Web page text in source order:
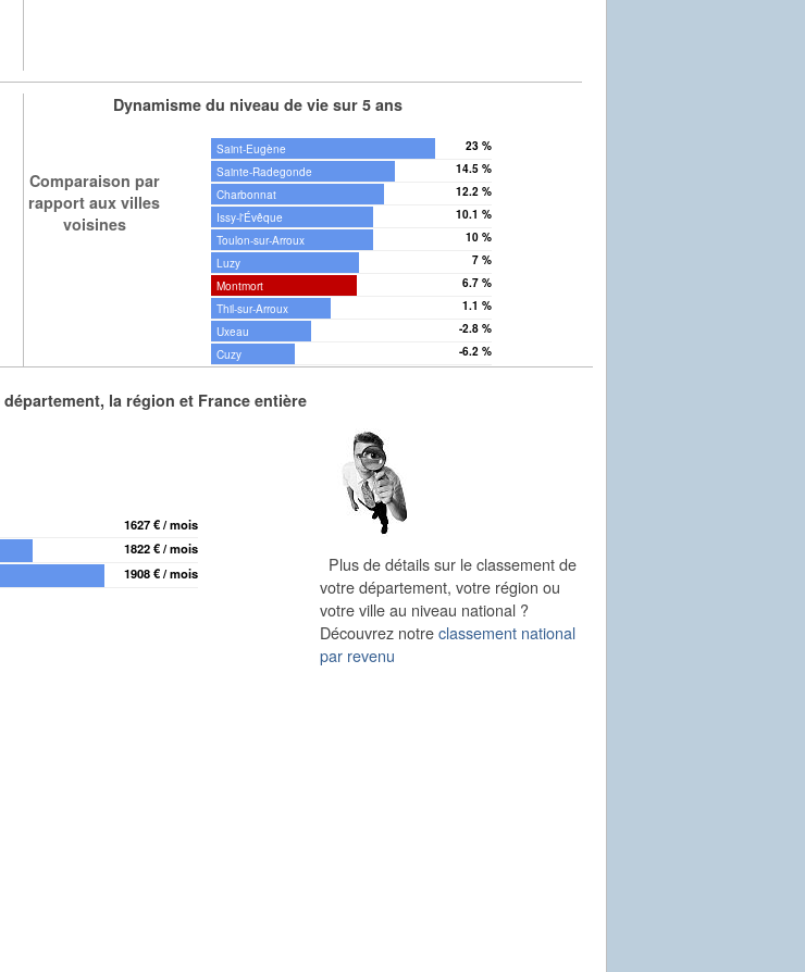
Dynamisme du niveau de vie sur 5 ans
Comparaison par
rapport aux villes
voisines
Saint-Eugène 23 %
Sainte-Radegonde 14.5 %
Charbonnat 12.2 %
Issy-l'Évêque 10.1 %
Toulon-sur-Arroux 10 %
Luzy 7 %
Montmort 6.7 %
Thil-sur-Arroux 1.1 %
Uxeau -2.8 %
Cuzy -6.2 %
la région et France entière
1627 € / mois
1822 € / mois
1908 € / mois
Plus de détails sur le classement de
votre département, votre région ou
votre ville au niveau national ?
Découvrez notreclassement national
par revenu